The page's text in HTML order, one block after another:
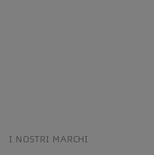
I NOSTRI MARCHI